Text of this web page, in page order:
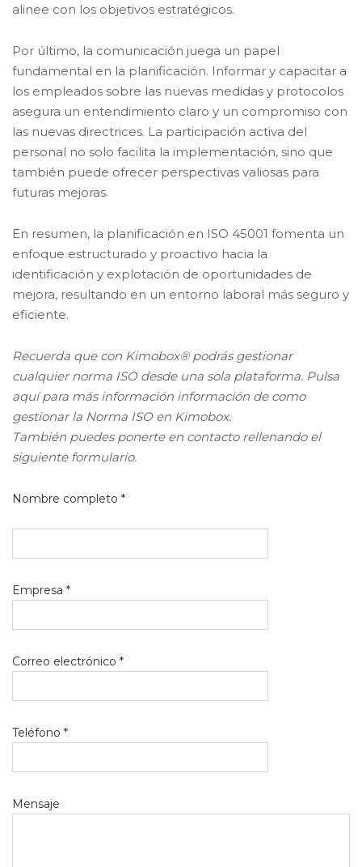
alinee con los objetivos estratégicos.
Por último, la comunicación juega un papel
fundamental en la planificación. Informar y capacitar a
los empleados sobre las nuevas medidas y protocolos
asegura un entendimiento claro y un compromiso con
las nuevas directrices. La participación activa del
personal no solo facilita la implementación, sino que
también puede ofrecer perspectivas valiosas para
futuras mejoras.
En resumen, la planificación en ISO 45001 fomenta un
enfoque estructurado y proactivo hacia la
identificación y explotación de oportunidades de
mejora, resultando en un entorno laboral más seguro y
eficiente.
Recuerda que con Kimobox® podrás gestionar
cualquier norma ISO desde una sola plataforma. Pulsa
aquí para más información información de como
gestionar la Norma ISO en Kimobox.
También puedes ponerte en contacto rellenando el
siguiente formulario.
Nombre completo *
Empresa *
Correo electrónico *
Teléfono *
Mensaje